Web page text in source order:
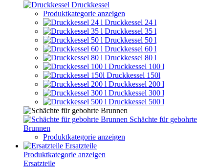
Druckkessel
Produktkategorie anzeigen
Druckkessel 24 l
Druckkessel 35 l
Druckkessel 50 l
Druckkessel 60 l
Druckkessel 80 l
Druckkessel 100 l
Druckkessel 150l
Druckkessel 200 l
Druckkessel 300 l
Druckkessel 500 l
Schächte für gebohrte
Brunnen
Produktkategorie anzeigen
Ersatzteile
Produktkategorie anzeigen
Ersatzteile